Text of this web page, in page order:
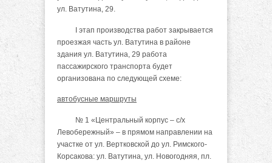
ул. Ватутина, 29.
I этап производства работ закрывается
проезжая часть ул. Ватутина в районе
здания ул. Ватутина, 29 работа
пассажирского транспорта будет
организована по следующей схеме:
автобусные маршруты
№ 1 «Центральный корпус – с/х
Левобережный» – в прямом направлении на
участке от ул. Вертковской до ул. Римского-
Корсакова: ул. Ватутина, ул. Новогодняя, пл.